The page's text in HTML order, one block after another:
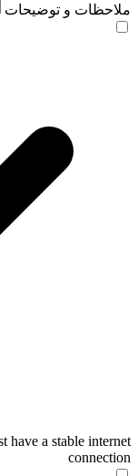
ملاحظات و توضیحات
have a stable internet
connection